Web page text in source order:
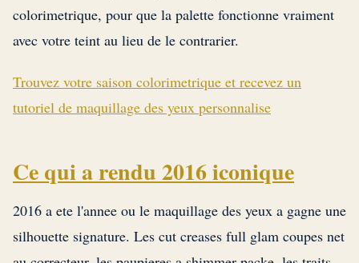
colorimetrique, pour que la palette fonctionne vraiment
avec votre teint au lieu de le contrarier.
Trouvez votre saison colorimetrique et recevez un
tutoriel de maquillage des yeux personnalise
Ce qui a rendu 2016 iconique
2016 a ete l'annee ou le maquillage des yeux a gagne une
silhouette signature. Les cut creases full glam coupes net